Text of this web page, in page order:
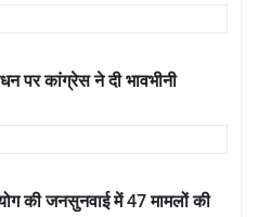
पर कांग्रेस ने दी भावभीनी
की जनसुनवाई में 47 मामलों की